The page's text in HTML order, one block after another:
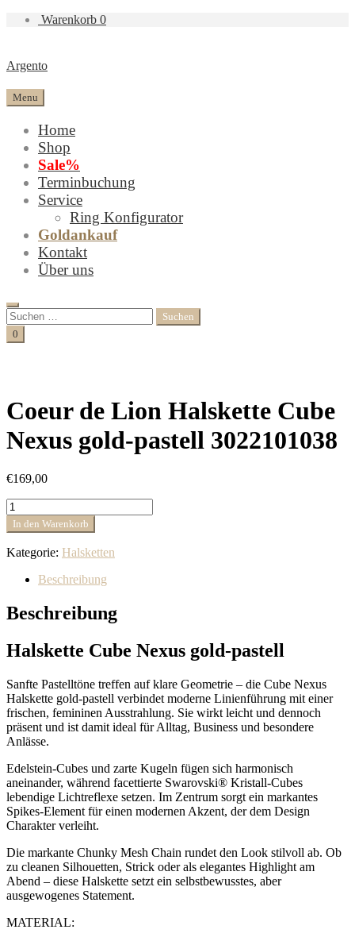
Warenkorb 0
Argento
Menu
Home
Shop
Sale%
Terminbuchung
Service
Ring Konfigurator
Goldankauf
Kontakt
Über uns
Search
Suchen
nach:
Cart
0
Coeur de Lion Halskette Cube
Nexus gold-pastell 3022101038
€169,00
Coeur
de
Lion
Halskette
Cube
Nexus
pastell
3022101038
In den Warenkorb
Kategorie: Halsketten
Beschreibung
Beschreibung
Halskette Cube Nexus gold-pastell
Sanfte Pastelltöne treffen auf klare Geometrie – die Cube Nexus
Halskette gold-pastell verbindet moderne Linienführung mit einer
frischen, femininen Ausstrahlung. Sie wirkt leicht und dennoch
präsent und ist damit ideal für Alltag, Business und besondere
Anlässe.
Edelstein-Cubes und zarte Kugeln fügen sich harmonisch
aneinander, während facettierte Swarovski® Kristall-Cubes
lebendige Lichtreflexe setzen. Im Zentrum sorgt ein markantes
Spikes-Element für einen modernen Akzent, der dem Design
Charakter verleiht.
Die markante Chunky Mesh Chain rundet den Look stilvoll ab. Ob
zu cleanen Silhouetten, Strick oder als elegantes Highlight am
Abend – diese Halskette setzt ein selbstbewusstes, aber
ausgewogenes Statement.
MATERIAL: